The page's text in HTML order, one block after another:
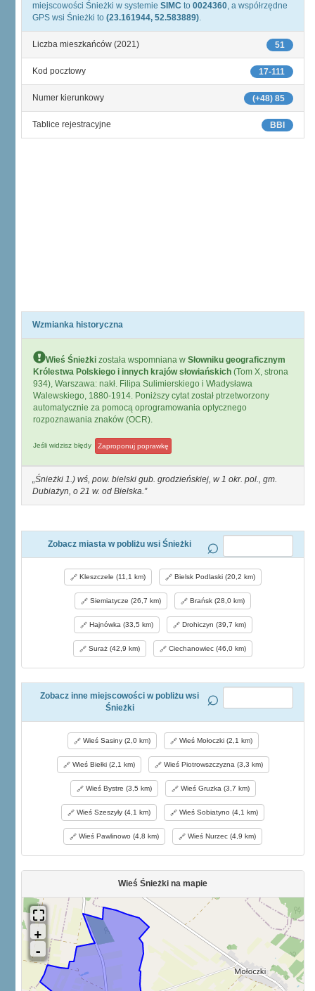
miejscowości Śnieżki w systemie SIMC to 0024360, a współrzędne
GPS wsi Śnieżki to (23.161944, 52.583889).
51
Liczba mieszkańców (2021)
17-111
Kod pocztowy
(+48) 85
Numer kierunkowy
BBI
Tablice rejestracyjne
Wzmianka historyczna
Wieś Śnieżki została wspomniana w Słowniku geograficznym
Królestwa Polskiego i innych krajów słowiańskich (Tom X, strona
934), Warszawa: nakł. Filipa Sulimierskiego i Władysława
Walewskiego, 1880-1914. Poniższy cytat został ptrzetworzony
automatycznie za pomocą oprogramowania optycznego
rozpoznawania znaków (OCR).
Jeśli widzisz błędy Zaproponuj poprawkę
Śnieżki 1.) wś, pow. bielski gub. grodzieńskiej, w 1 okr. pol., gm.
Dubiażyn, o 21 w. od Bielska.
Zobacz miasta w pobliżu wsi Śnieżki
Kleszczele (11,1 km) Bielsk Podlaski (20,2 km)
Siemiatycze (26,7 km) Brańsk (28,0 km)
Hajnówka (33,5 km) Drohiczyn (39,7 km)
Suraż (42,9 km) Ciechanowiec (46,0 km)
Zobacz inne miejscowości w pobliżu wsi
Śnieżki
Wieś Sasiny (2,0 km) Wieś Mołoczki (2,1 km)
Wieś Biełki (2,1 km) Wieś Piotrowszczyzna (3,3 km)
Wieś Bystre (3,5 km) Wieś Gruzka (3,7 km)
Wieś Szeszyły (4,1 km) Wieś Sobiatyno (4,1 km)
Wieś Pawlinowo (4,8 km) Wieś Nurzec (4,9 km)
Wieś Śnieżki na mapie